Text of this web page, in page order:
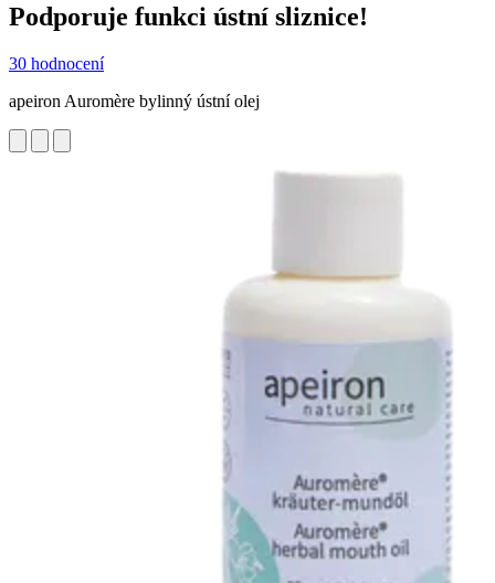
Podporuje funkci ústní sliznice!
30 hodnocení
apeiron Auromère bylinný ústní olej